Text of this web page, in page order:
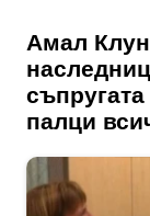
Амал
палци